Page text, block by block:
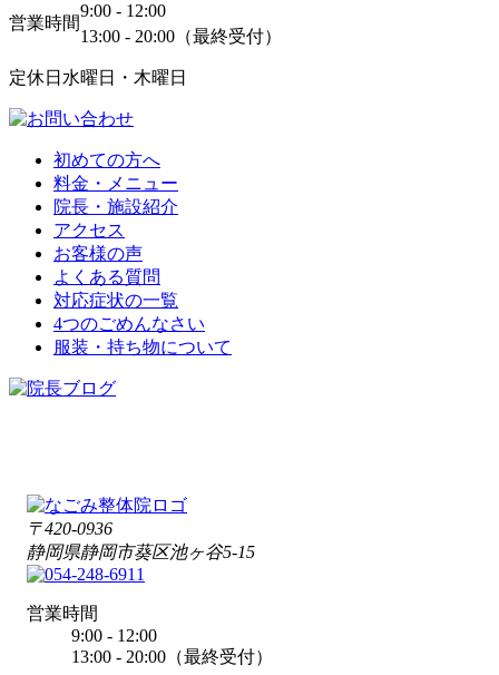
営業時間
9:00 - 12:00
13:00 - 20:00（最終受付）
定休日 水曜日・木曜日
初めての方へ
料金・メニュー
院長・施設紹介
アクセス
お客様の声
よくある質問
対応症状の一覧
4つのごめんなさい
服装・持ち物について
〒420-0936
静岡県静岡市葵区池ヶ谷5-15
営業時間
9:00 - 12:00
13:00 - 20:00（最終受付）